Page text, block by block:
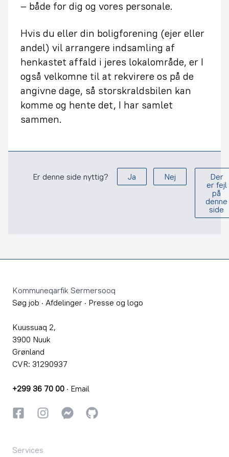
– både for dig og vores personale.
Hvis du eller din boligforening (ejer eller
andel) vil arrangere indsamling af
henkastet affald i jeres lokalområde, er I
også velkomne til at rekvirere os på de
angivne dage, så storskraldsbilen kan
komme og hente det, I har samlet
sammen.
Er denne side nyttig? Ja Nej
Der
er fejl
på
denne
side
Kommuneqarfik Sermersooq
Søg job · Afdelinger · Presse og logo
Kuussuaq 2,
3900 Nuuk
Grønland
CVR: 31290937
+299 36 70 00 · Email
FacebookInstagramInstagram
GitHub
Services